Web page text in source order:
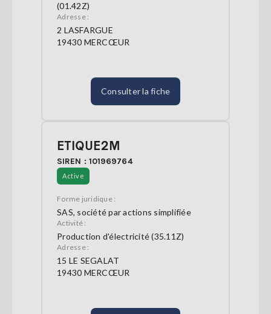
(01.42Z)
Adresse :
2 LASFARGUE
19430 MERCŒUR
Consulter la fiche
ETIQUE2M
SIREN : 101969764
Active
Forme juridique :
SAS, société par actions simplifiée
Activité :
Production d'électricité (35.11Z)
Adresse :
15 LE SEGALAT
19430 MERCŒUR